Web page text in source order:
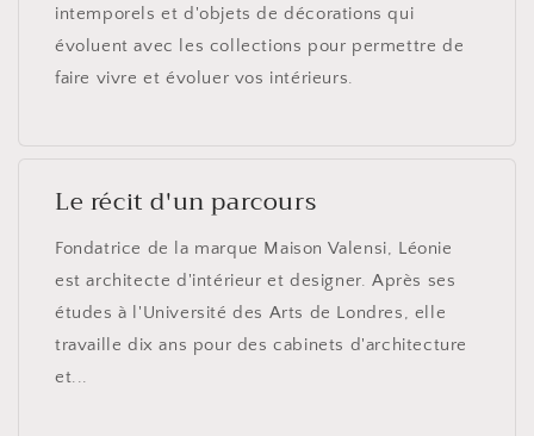
intemporels et d'objets de décorations qui
évoluent avec les collections pour permettre de
faire vivre et évoluer vos intérieurs.
Le récit d'un parcours
Fondatrice de la marque Maison Valensi, Léonie
est architecte d'intérieur et designer. Après ses
études à l'Université des Arts de Londres, elle
travaille dix ans pour des cabinets d'architecture
et...